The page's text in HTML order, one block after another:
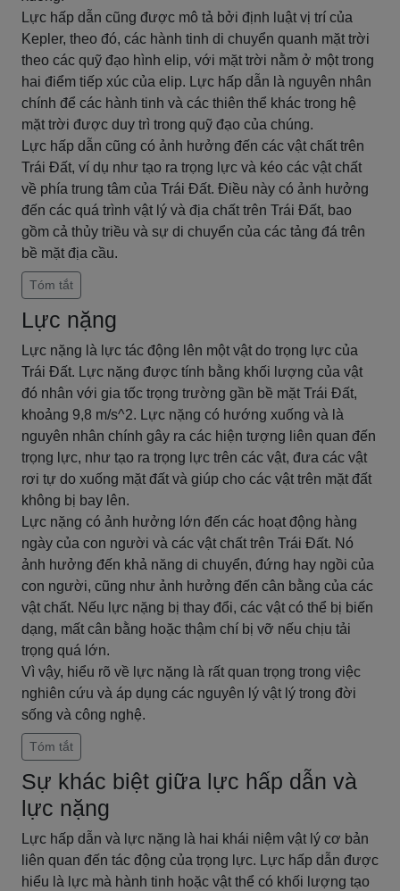
Lực hấp dẫn cũng được mô tả bởi định luật vị trí của
Kepler, theo đó, các hành tinh di chuyển quanh mặt trời
theo các quỹ đạo hình elip, với mặt trời nằm ở một trong
hai điểm tiếp xúc của elip. Lực hấp dẫn là nguyên nhân
chính để các hành tinh và các thiên thể khác trong hệ
mặt trời được duy trì trong quỹ đạo của chúng.
Lực hấp dẫn cũng có ảnh hưởng đến các vật chất trên
Trái Đất, ví dụ như tạo ra trọng lực và kéo các vật chất
về phía trung tâm của Trái Đất. Điều này có ảnh hưởng
đến các quá trình vật lý và địa chất trên Trái Đất, bao
gồm cả thủy triều và sự di chuyển của các tảng đá trên
bề mặt địa cầu.
Tóm tắt
Lực nặng
Lực nặng là lực tác động lên một vật do trọng lực của
Trái Đất. Lực nặng được tính bằng khối lượng của vật
đó nhân với gia tốc trọng trường gần bề mặt Trái Đất,
khoảng 9,8 m/s^2. Lực nặng có hướng xuống và là
nguyên nhân chính gây ra các hiện tượng liên quan đến
trọng lực, như tạo ra trọng lực trên các vật, đưa các vật
rơi tự do xuống mặt đất và giúp cho các vật trên mặt đất
không bị bay lên.
Lực nặng có ảnh hưởng lớn đến các hoạt động hàng
ngày của con người và các vật chất trên Trái Đất. Nó
ảnh hưởng đến khả năng di chuyển, đứng hay ngồi của
con người, cũng như ảnh hưởng đến cân bằng của các
vật chất. Nếu lực nặng bị thay đổi, các vật có thể bị biến
dạng, mất cân bằng hoặc thậm chí bị vỡ nếu chịu tải
trọng quá lớn.
Vì vậy, hiểu rõ về lực nặng là rất quan trọng trong việc
nghiên cứu và áp dụng các nguyên lý vật lý trong đời
sống và công nghệ.
Tóm tắt
Sự khác biệt giữa lực hấp dẫn và
lực nặng
Lực hấp dẫn và lực nặng là hai khái niệm vật lý cơ bản
liên quan đến tác động của trọng lực. Lực hấp dẫn được
hiểu là lực mà hành tinh hoặc vật thể có khối lượng tạo